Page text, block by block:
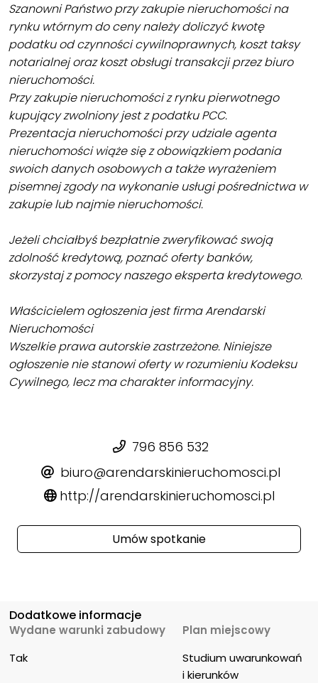
Szanowni Państwo przy zakupie nieruchomości na
rynku wtórnym do ceny należy doliczyć kwotę
podatku od czynności cywilnoprawnych, koszt taksy
notarialnej oraz koszt obsługi transakcji przez biuro
nieruchomości.
Przy zakupie nieruchomości z rynku pierwotnego
kupujący zwolniony jest z podatku PCC.
Prezentacja nieruchomości przy udziale agenta
nieruchomości wiąże się z obowiązkiem podania
swoich danych osobowych a także wyrażeniem
pisemnej zgody na wykonanie usługi pośrednictwa w
zakupie lub najmie nieruchomości.
Jeżeli chciałbyś bezpłatnie zweryfikować swoją
zdolność kredytową, poznać oferty banków,
skorzystaj z pomocy naszego eksperta kredytowego.
Właścicielem ogłoszenia jest firma Arendarski
Nieruchomości
Wszelkie prawa autorskie zastrzeżone. Niniejsze
ogłoszenie nie stanowi oferty w rozumieniu Kodeksu
Cywilnego, lecz ma charakter informacyjny.
796 856 532
biuro@arendarskinieruchomosci.pl
http://arendarskinieruchomosci.pl
Umów spotkanie
Dodatkowe informacje
Wydane warunki zabudowy
Tak
Plan miejscowy
Studium uwarunkowań
i kierunków